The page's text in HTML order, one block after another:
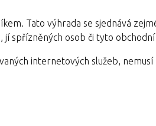
Tato výhrada se sjednává
spřízněných osob či tyto
internetových služeb,